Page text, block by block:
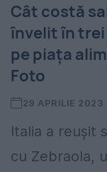
Cât costă
învelit în
pe piața
Foto
29 APRILIE 2023
Italia a reușit
cu Zebraola,